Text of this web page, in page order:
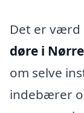
Det er
døre i
om selve
indebærer